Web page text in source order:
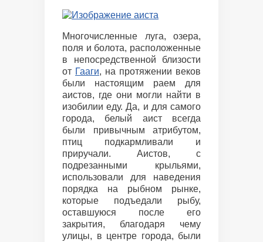
Многочисленные луга, озера,
поля и болота, расположенные
в непосредственной близости
от Гааги, на протяжении веков
были настоящим раем для
аистов, где они могли найти в
изобилии еду. Да, и для самого
города, белый аист всегда
были привычным атрибутом,
птиц подкармливали и
приручали. Аистов, с
подрезанными крыльями,
использовали для наведения
порядка на рыбном рынке,
которые подъедали рыбу,
оставшуюся после его
закрытия, благодаря чему
улицы, в центре города, были